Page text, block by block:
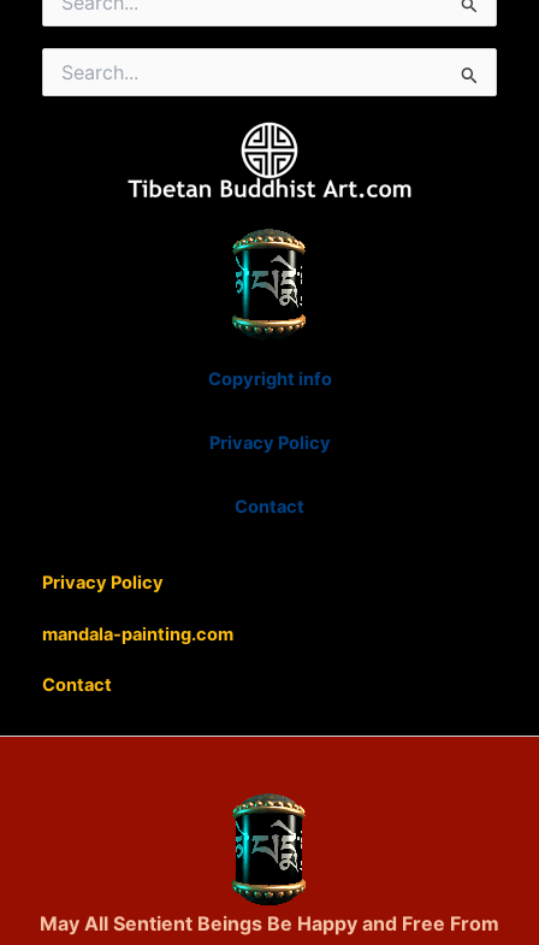
for:
for:
Copyright info
Privacy Policy
Contact
Privacy Policy
mandala-painting.com
Contact
May All Sentient Beings Be Happy and Free From